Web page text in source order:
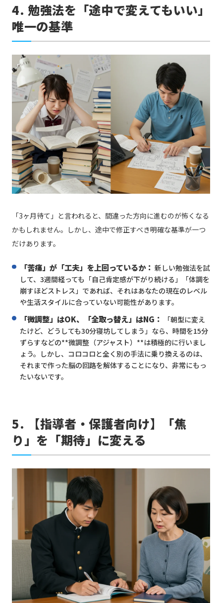
4. 勉強法を「途中で変えてもいい」
唯一の基準
「3ヶ月待て」と言われると、間違った方向に進むのが怖くなる
かもしれません。しかし、途中で修正すべき明確な基準が一つ
だけあります。
「苦痛」が「工夫」を上回っているか： 新しい勉強法を試
して、3週間経っても「自己肯定感が下がり続ける」「体調を
崩すほどストレス」であれば、それはあなたの現在のレベル
や生活スタイルに合っていない可能性があります。
「微調整」はOK、「全取っ替え」はNG：
「朝型に変え
たけど、どうしても30分寝坊してしまう」なら、時間を15分
ずらすなどの**微調整（アジャスト）**は積極的に行いまし
ょう。しかし、コロコロと全く別の手法に乗り換えるのは、
それまで作った脳の回路を解体することになり、非常にもっ
たいないです。
5. 【指導者・保護者向け】「焦
り」を「期待」に変える